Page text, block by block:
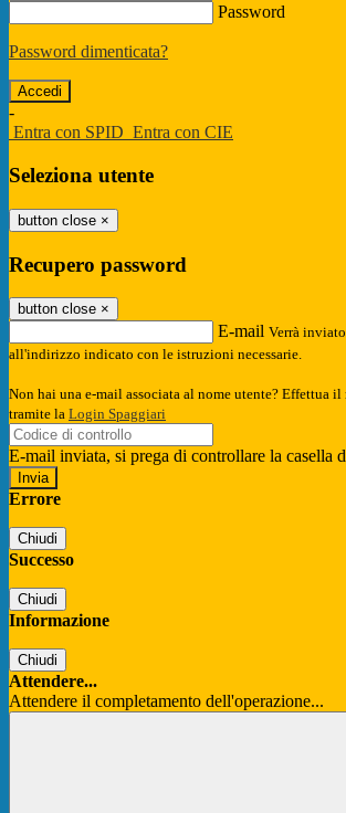
Password
Password dimenticata?
-
Entra con SPID Entra con CIE
Seleziona utente
button close ×
Recupero password
button close ×
E-mail Verrà
all'indirizzo indicato con le istruzioni necessarie.
Non hai una e-mail associata al nome utente? Effettua il
tramite la Login Spaggiari
E-mail inviata, si prega di controllare la casella
Errore
Chiudi
Successo
Chiudi
Informazione
Chiudi
Attendere...
Attendere il completamento dell'operazione...